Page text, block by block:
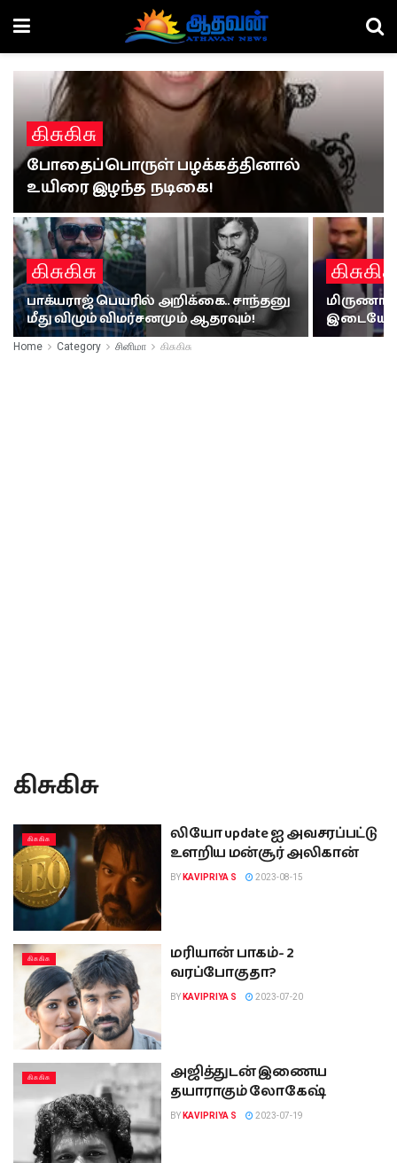
கிசுகிசு
போதைப்பொருள் பழக்கத்தினால்
உயிரை இழந்த நடிகை!
கிசுகிசு
பாக்யராஜ் பெயரில் அறிக்கை.. சாந்தனு
மீது விழும் விமர்சனமும் ஆதரவும்!
கிசுகிசு
மிருணாள்
இடையே
Home Category சினிமா கிசுகிசு
கிசுகிசு
கிசுகிசு
லியோ update ஐ அவசரப்பட்டு
உளறிய மன்சூர் அலிகான்
BY KAVIPRIYA S 2023-08-15
கிசுகிசு
மரியான் பாகம்- 2
வரப்போகுதா?
BY KAVIPRIYA S 2023-07-20
கிசுகிசு
அஜித்துடன் இணைய
தயாராகும் லோகேஷ்
BY KAVIPRIYA S 2023-07-19